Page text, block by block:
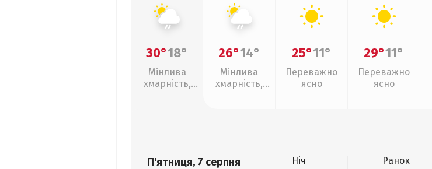
30°18°
Мінлива
хмарність,
26°14°
Мінлива
хмарність,
25°11°
Переважно
ясно
29°11°
Переважно
ясно
П'ятниця, 7 серпня Ніч Ранок